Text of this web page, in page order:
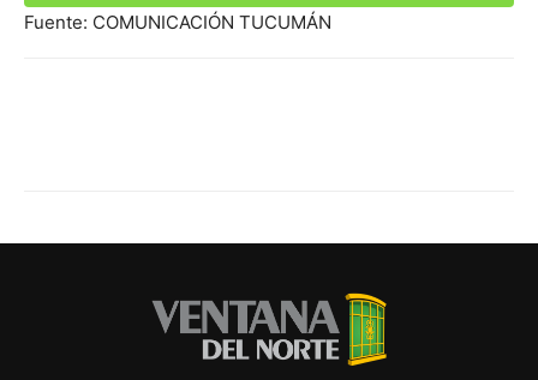
Fuente: COMUNICACIÓN TUCUMÁN